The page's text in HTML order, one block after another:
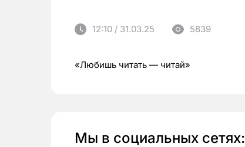
12:10 / 31.03.25 5839
«Любишь читать — читай»
Мы в социальных сетях: